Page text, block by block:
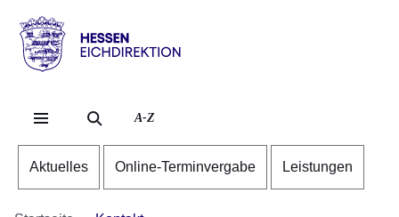
Hessen
Eichdirektion
A-Z
Aktuelles Online-Terminvergabe Leistungen